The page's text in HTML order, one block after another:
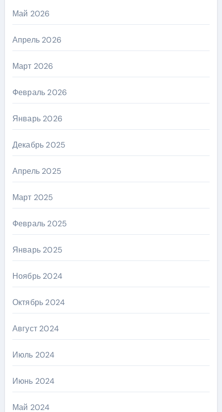
Май 2026
Апрель 2026
Март 2026
Февраль 2026
Январь 2026
Декабрь 2025
Апрель 2025
Март 2025
Февраль 2025
Январь 2025
Ноябрь 2024
Октябрь 2024
Август 2024
Июль 2024
Июнь 2024
Май 2024